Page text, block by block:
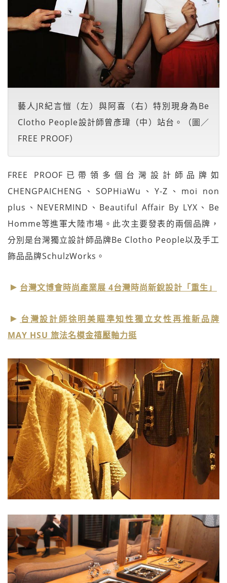
藝人JR紀言愷（左）與阿喜（右）特別現身為Be
Clotho People設計師曾彥瑋（中）站台。（圖／
FREE PROOF）
FREE PROOF已帶領多個台灣設計師品牌如
CHENGPAICHENG、SOPHiaWu、Y-Z、moi non
plus、NEVERMIND、Beautiful Affair By LYX、Be
Homme等進軍大陸市場。此次主要發表的兩個品牌，
分別是台灣獨立設計師品牌Be Clotho People以及手工
飾品品牌SchulzWorks。
台灣文博會時尚產業展 4台灣時尚新銳設計「重生」
台灣設計師徐明美瞄準知性獨立女性再推新品牌
MAY HSU 旅法名模金禧壓軸力挺